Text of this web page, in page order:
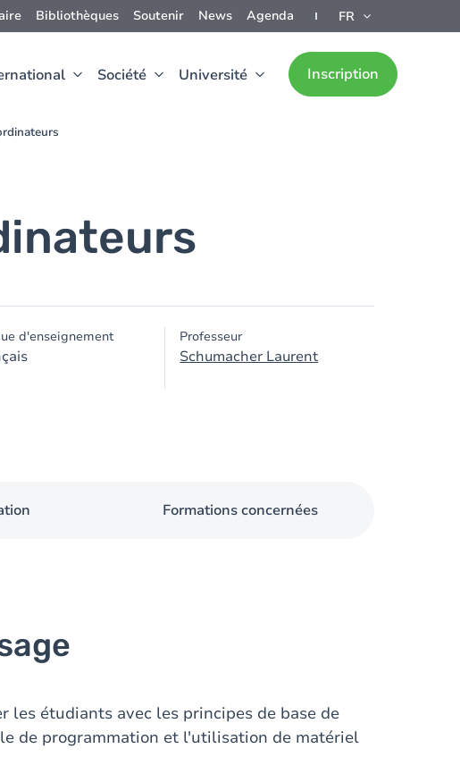
Bibliothèques Soutenir News Agenda FR
Société Université Inscription
d'enseignement Professeur
Schumacher Laurent
Formations concernées
les étudiants avec les principes de base de
de programmation et l'utilisation de matériel